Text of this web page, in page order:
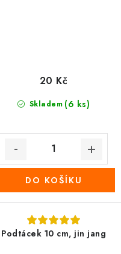
Skladem (6 ks)
20 Kč
DO KOŠÍKU
Podtácek 10 cm, jin jang